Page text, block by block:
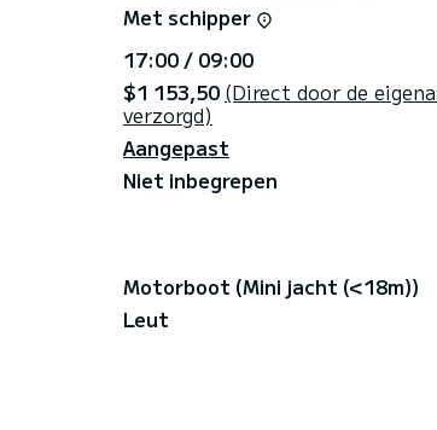
Met schipper
17:00 / 09:00
$1 153,50 (Direct door de
verzorgd)
Aangepast
Niet inbegrepen
Motorboot (Mini jacht (<18m))
Leut